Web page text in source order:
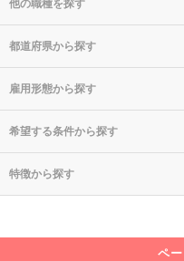
他の職種を探す
都道府県から探す
雇用形態から探す
希望する条件から探す
特徴から探す
ペ